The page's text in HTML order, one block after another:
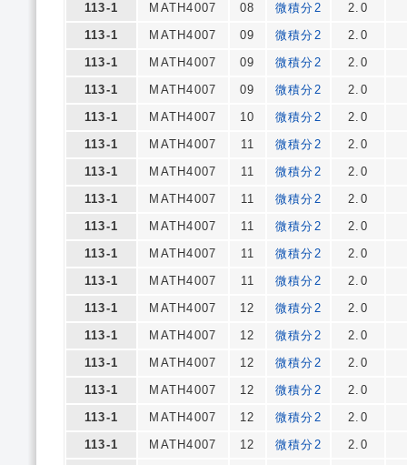
113-1
MATH4007 08 微積分2
2.0
113-1
MATH4007 09 微積分2
2.0
113-1
MATH4007 09 微積分2
2.0
113-1
MATH4007 09 微積分2
2.0
113-1
MATH4007 10 微積分2
2.0
113-1
MATH4007 11 微積分2
2.0
113-1
MATH4007 11 微積分2
2.0
113-1
MATH4007 11 微積分2
2.0
113-1
MATH4007 11 微積分2
2.0
113-1
MATH4007 11 微積分2
2.0
113-1
MATH4007 11 微積分2
2.0
113-1
MATH4007 12 微積分2
2.0
113-1
MATH4007 12 微積分2
2.0
113-1
MATH4007 12 微積分2
2.0
113-1
MATH4007 12 微積分2
2.0
113-1
MATH4007 12 微積分2
2.0
113-1
MATH4007 12 微積分2
2.0